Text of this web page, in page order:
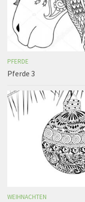
PFERDE
Pferde 3
WEIHNACHTEN